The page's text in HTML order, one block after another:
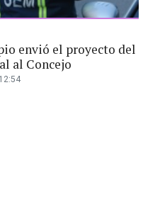
envió el proyecto del
al Concejo